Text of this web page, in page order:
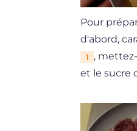
Pour
d'abord,
1 ,
et le sucre